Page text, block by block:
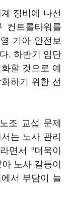
정비에 나선
컨트롤타워를
기아 안전보
. 하반기 임단
할 것으로 예
하기 위한 선
조 교섭 문제
는 노사 관리
면서 “더욱이
노사 갈등이
서 부담이 늘